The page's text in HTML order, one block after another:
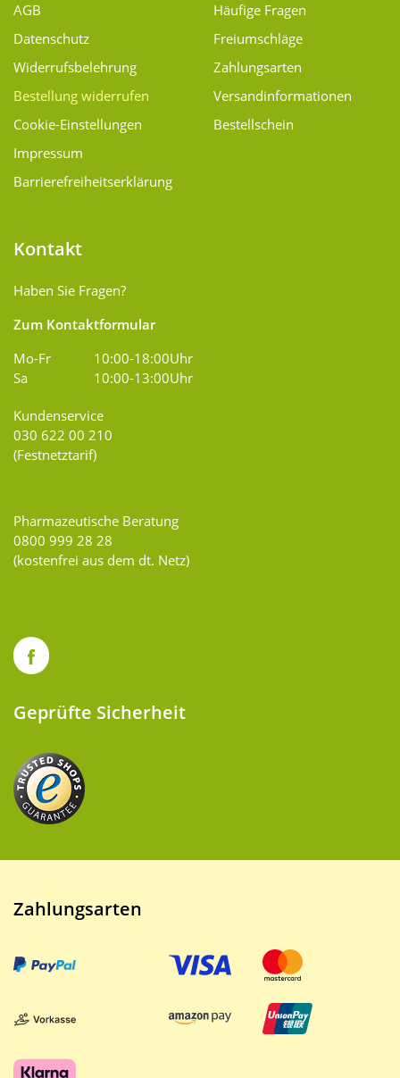
AGB
Datenschutz
Widerrufsbelehrung
Bestellung widerrufen
Cookie-Einstellungen
Impressum
Barrierefreiheitserklärung
Häufige Fragen
Freiumschläge
Zahlungsarten
Versand­informationen
Bestellschein
Kontakt
Haben Sie Fragen?
Zum Kontaktformular
Mo-Fr
10:00-18:00Uhr
Sa
10:00-13:00Uhr
Kundenservice
030 622 00 210
(Festnetztarif)
Pharmazeutische Beratung
0800 999 28 28
(kostenfrei aus dem dt. Netz)
Geprüfte Sicherheit
Zahlungsarten